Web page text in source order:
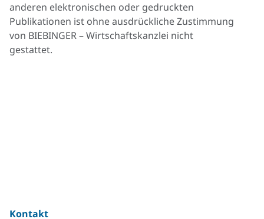
anderen elektronischen oder gedruckten
Publikationen ist ohne ausdrückliche Zustimmung
von BIEBINGER – Wirtschaftskanzlei nicht
gestattet.
Kontakt